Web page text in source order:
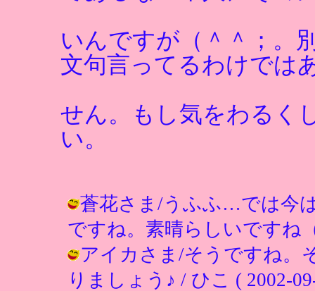
いんですが（＾＾；。
文句言ってるわけでは
せん。もし気をわるく
い。
蒼花さま/うふふ…では今
ですね。素晴らしいですね
アイカさま/そうですね。
りましょう♪ / ひこ ( 2002-